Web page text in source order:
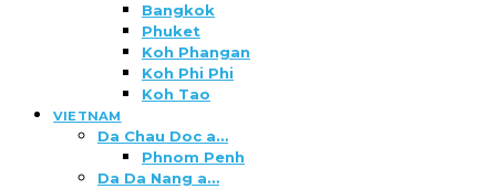
Bangkok
Phuket
Koh Phangan
Koh Phi Phi
Koh Tao
VIETNAM
Da Chau Doc a…
Phnom Penh
Da Da Nang a…